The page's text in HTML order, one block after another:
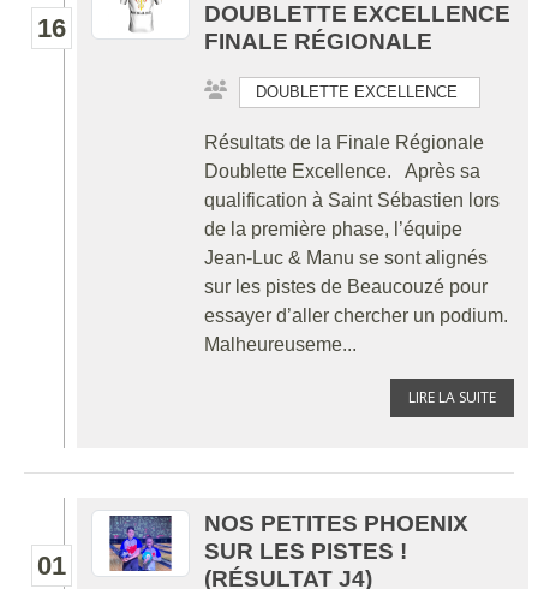
16
DOUBLETTE EXCELLENCE
FINALE RÉGIONALE
DOUBLETTE EXCELLENCE
Résultats de la Finale Régionale
Doublette Excellence. Après sa
qualification à Saint Sébastien lors
de la première phase, l’équipe
Jean-Luc & Manu se sont alignés
sur les pistes de Beaucouzé pour
essayer d’aller chercher un podium.
Malheureuseme...
LIRE LA SUITE
01
NOS PETITES PHOENIX
SUR LES PISTES !
(RÉSULTAT J4)